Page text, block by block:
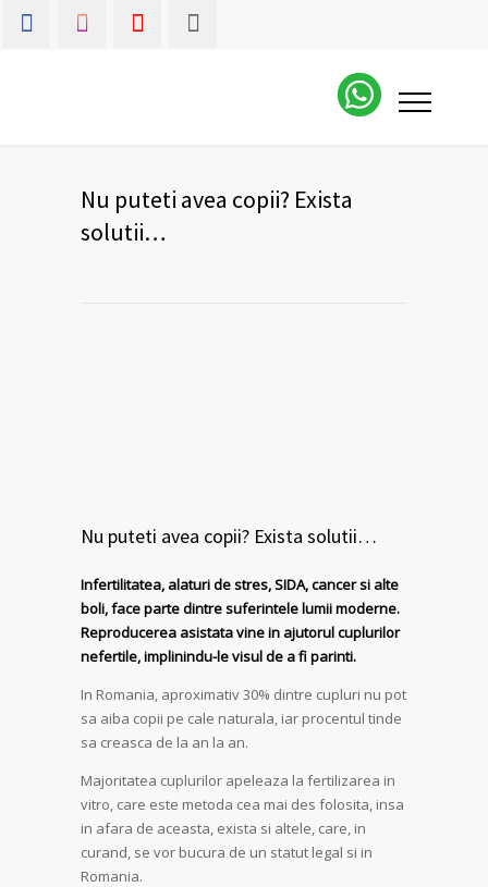
Nu puteti avea copii? Exista
solutii…
Nu puteti avea copii? Exista solutii…
Infertilitatea, alaturi de stres, SIDA, cancer si alte
boli, face parte dintre suferintele lumii moderne.
Reproducerea asistata vine in ajutorul cuplurilor
nefertile, implinindu-le visul de a fi parinti.
In Romania, aproximativ 30% dintre cupluri nu pot
sa aiba copii pe cale naturala, iar procentul tinde
sa creasca de la an la an.
Majoritatea cuplurilor apeleaza la fertilizarea in
vitro, care este metoda cea mai des folosita, insa
in afara de aceasta, exista si altele, care, in
curand, se vor bucura de un statut legal si in
Romania.